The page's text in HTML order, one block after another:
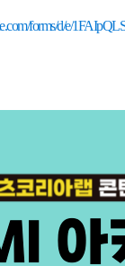
forms/d/e/